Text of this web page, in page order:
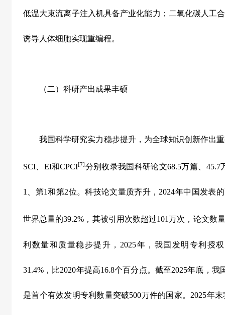
低温大束流离子注入机具备产业化能力；二氧化碳人工
诱导人体细胞实现重编程。
（二）科研产出成果丰硕
我国科学研究实力稳步提升，为全球知识创新作出重
SCI EI和CPCI[7] 分别收录我国科研论文68.5万篇、 45.7
1 、第1和第2位。科技论文量质齐升， 2024年中国发表
世界总量的39.2% ，其被引用次数超过101万次，论文数
利数量和质量稳步提升， 2025年，我国发明专利授
31.4% ，比2020年提高16.8个百分点。截至2025年底，我
是首个有效发明专利数量突破500万件的国家。 2025年末